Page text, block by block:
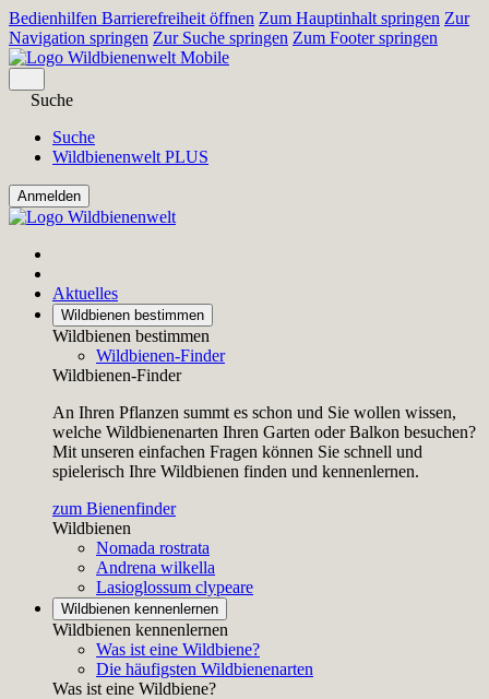
Bedienhilfen Barrierefreiheit öffnen Zum Hauptinhalt springen Zur
Navigation springen Zur Suche springen Zum Footer springen
Suche
Suche
Wildbienenwelt PLUS
Aktuelles
Wildbienen bestimmen
Wildbienen bestimmen
Wildbienen-Finder
Wildbienen-Finder
An Ihren Pflanzen summt es schon und Sie wollen wissen,
welche Wildbienenarten Ihren Garten oder Balkon besuchen?
Mit unseren einfachen Fragen können Sie schnell und
spielerisch Ihre Wildbienen finden und kennenlernen.
zum Bienenfinder
Wildbienen
Nomada rostrata
Andrena wilkella
Lasioglossum clypeare
Wildbienen kennenlernen
Wildbienen kennenlernen
Was ist eine Wildbiene?
Die häufigsten Wildbienenarten
Was ist eine Wildbiene?